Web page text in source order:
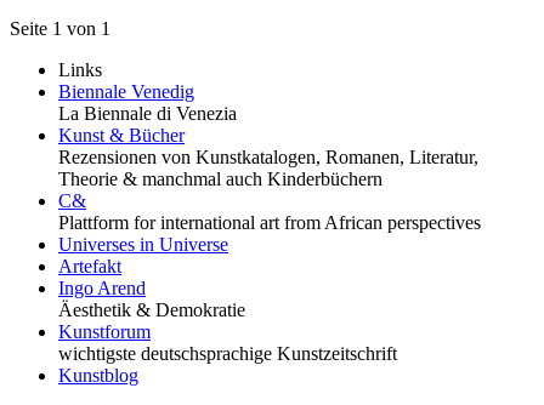
Seite 1 von 1
Links
Biennale Venedig
La Biennale di Venezia
Kunst & Bücher
Rezensionen von Kunstkatalogen, Romanen, Literatur,
Theorie & manchmal auch Kinderbüchern
C&
Plattform for international art from African perspectives
Universes in Universe
Artefakt
Ingo Arend
Äesthetik & Demokratie
Kunstforum
wichtigste deutschsprachige Kunstzeitschrift
Kunstblog